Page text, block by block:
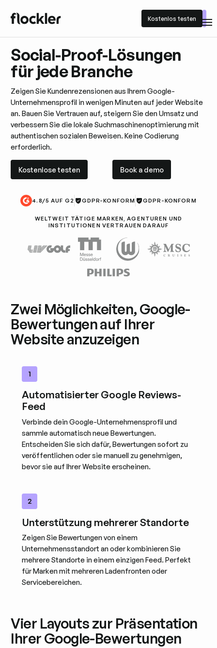
Kostenlos testen
Kostenlos testen
Social-Proof-Lösungen
für jede Branche
Zeigen Sie Kundenrezensionen aus Ihrem Google-
Unternehmensprofil in wenigen Minuten auf jeder Website
an. Bauen Sie Vertrauen auf, steigern Sie den Umsatz und
verbessern Sie die lokale Suchmaschinenoptimierung mit
authentischen sozialen Beweisen. Keine Codierung
erforderlich.
Kostenlose testen Book a demo
4.8/5 AUF G2 GDPR-KONFORM GDPR-KONFORM
WELTWEIT TÄTIGE MARKEN, AGENTUREN UND
INSTITUTIONEN VERTRAUEN DARAUF
Zwei Möglichkeiten, Google-
Bewertungen auf Ihrer
Website anzuzeigen
1
Automatisierter Google Reviews-
Feed
Verbinde dein Google-Unternehmensprofil und
sammle automatisch neue Bewertungen.
Entscheiden Sie sich dafür, Bewertungen sofort zu
veröffentlichen oder sie manuell zu genehmigen,
bevor sie auf Ihrer Website erscheinen.
2
Unterstützung mehrerer Standorte
Zeigen Sie Bewertungen von einem
Unternehmensstandort an oder kombinieren Sie
mehrere Standorte in einem einzigen Feed. Perfekt
für Marken mit mehreren Ladenfronten oder
Servicebereichen.
Vier Layouts zur Präsentation
Ihrer Google-Bewertungen